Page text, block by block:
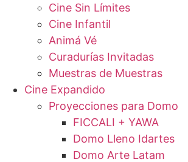
Cine Sin Límites
Cine Infantil
Animá Vé
Curadurías Invitadas
Muestras de Muestras
Cine Expandido
Proyecciones para Domo
FICCALI + YAWA
Domo Lleno Idartes
Domo Arte Latam